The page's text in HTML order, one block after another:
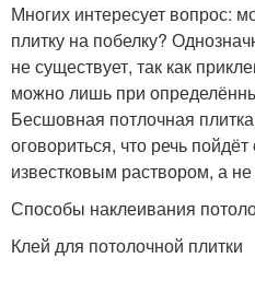
Многих интересует вопрос:
плитку на побелку?
не существует, так как
можно лишь при
Бесшовная потлочная
оговориться, что речь
известковым раствором, а
Способы наклеивания
Клей для потолочной плитки